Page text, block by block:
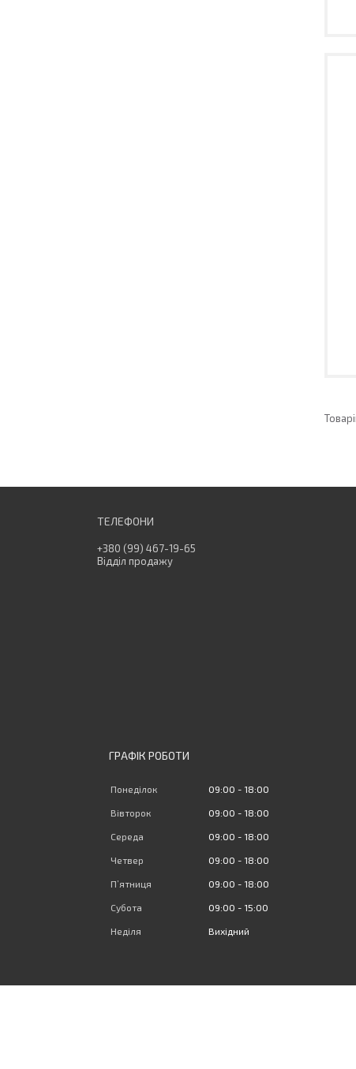
+380 (99) 467-19-65
Відділ продажу
ГРАФІК РОБОТИ
Понеділок 09:00 18:00
Вівторок 09:00 18:00
Середа 09:00 18:00
Четвер 09:00 18:00
Пʼятниця 09:00 18:00
Субота 09:00 15:00
Неділя Вихідний